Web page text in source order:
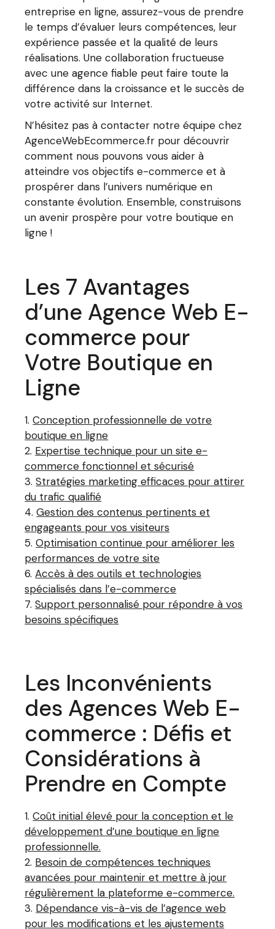
entreprise en ligne, assurez-vous de prendre
le temps d’évaluer leurs compétences, leur
expérience passée et la qualité de leurs
réalisations. Une collaboration fructueuse
avec une agence fiable peut faire toute la
différence dans la croissance et le succès de
votre activité sur Internet.
N’hésitez pas à contacter notre équipe chez
AgenceWebEcommerce.fr pour découvrir
comment nous pouvons vous aider à
atteindre vos objectifs e-commerce et à
prospérer dans l’univers numérique en
constante évolution. Ensemble, construisons
un avenir prospère pour votre boutique en
ligne !
Les 7 Avantages
d’une Agence Web E-
commerce pour
Votre Boutique en
Ligne
Conception professionnelle de votre
boutique en ligne
Expertise technique pour un site e-
commerce fonctionnel et sécurisé
Stratégies marketing efficaces pour attirer
du trafic qualifié
Gestion des contenus pertinents et
engageants pour vos visiteurs
Optimisation continue pour améliorer les
performances de votre site
Accès à des outils et technologies
spécialisés dans l’e-commerce
Support personnalisé pour répondre à vos
besoins spécifiques
Les Inconvénients
des Agences Web E-
commerce : Défis et
Considérations à
Prendre en Compte
Coût initial élevé pour la conception et le
développement d’une boutique en ligne
professionnelle.
Besoin de compétences techniques
avancées pour maintenir et mettre à jour
régulièrement la plateforme e-commerce.
Dépendance vis-à-vis de l’agence web
pour les modifications et les ajustements